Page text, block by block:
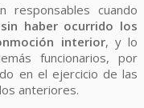
responsables cuando
sin haber ocurrido los
interior, y lo
funcionarios, por
en el ejercicio de las
anteriores.